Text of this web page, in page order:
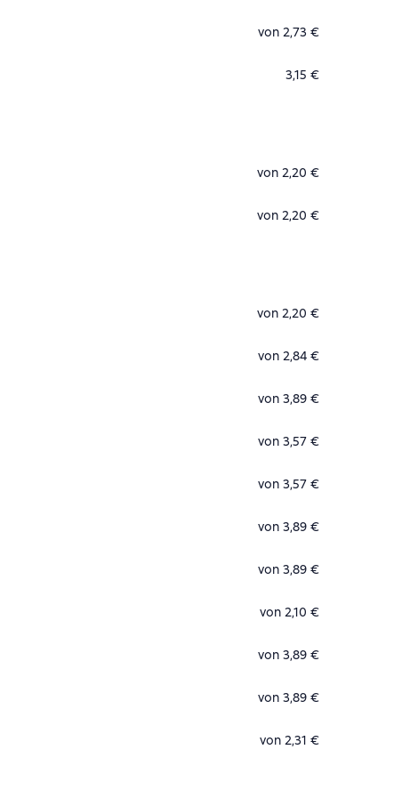
von 2,73 €
3,15 €
von 2,20 €
von 2,20 €
von 2,20 €
von 2,84 €
von 3,89 €
von 3,57 €
von 3,57 €
von 3,89 €
von 3,89 €
von 2,10 €
von 3,89 €
von 3,89 €
von 2,31 €